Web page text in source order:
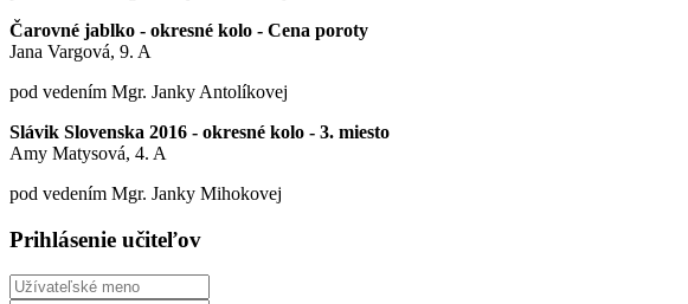
Čarovné jablko - okresné kolo - Cena poroty
Jana Vargová, 9. A
pod vedením Mgr. Janky Antolíkovej
Slávik Slovenska 2016 - okresné kolo - 3. miesto
Amy Matysová, 4. A
pod vedením Mgr. Janky Mihokovej
Prihlásenie učiteľov